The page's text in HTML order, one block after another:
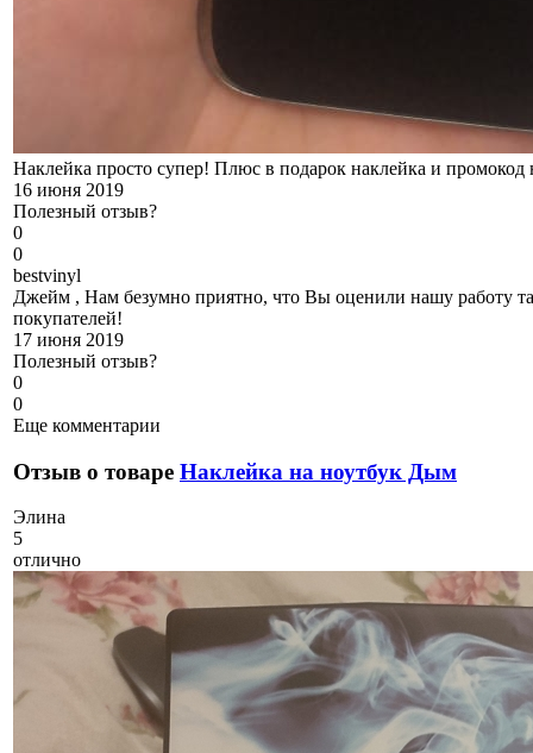
Наклейка просто супер! Плюс в подарок наклейка и промокод
16 июня 2019
Полезный отзыв?
0
0
bestvinyl
Джейм , Нам безумно приятно, что Вы оценили нашу работу
покупателей!
17 июня 2019
Полезный отзыв?
0
0
Еще комментарии
Отзыв о товаре Наклейка на ноутбук Дым
Элина
5
отлично